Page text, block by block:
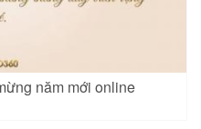
năm mới online